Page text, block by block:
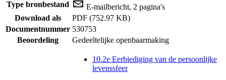
Type bronbestand
E-mailbericht, 2 pagina's
Download als
PDF (752.97 KB)
Documentnummer 530753
Beoordeling
Gedeeltelijke openbaarmaking
10.2e Eerbiediging van de persoonlijke
levenssfeer